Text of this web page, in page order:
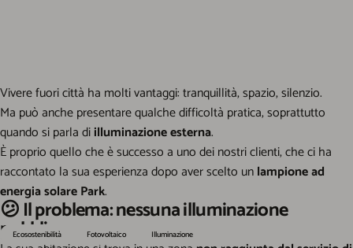
Ecosostenibilità Fotovoltaico Illuminazione
Vivere fuori città ha molti vantaggi: tranquillità, spazio, silenzio.
Ma può anche presentare qualche difficoltà pratica, soprattutto
quando si parla diilluminazione esterna.
È proprio quello che è successo a uno dei nostri clienti, che ci ha
raccontato la sua esperienza dopo aver scelto unlampione ad
energia solare Park.
😕 Il problema: nessuna illuminazione
pubblica